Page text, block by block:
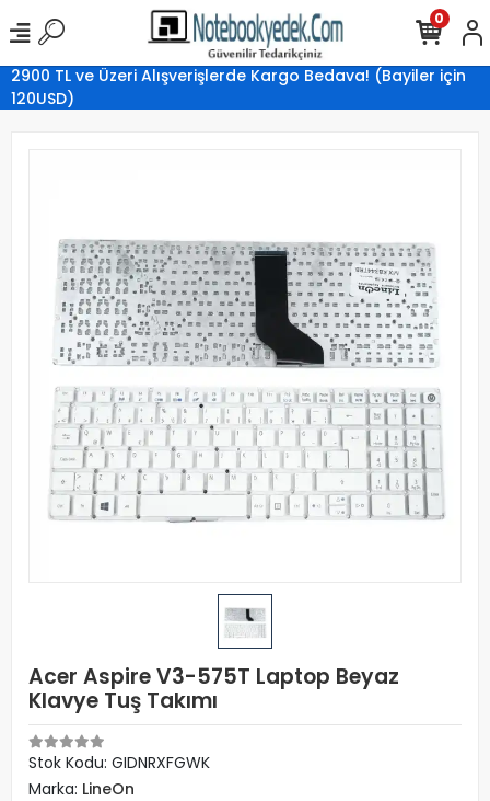
2900 TL ve Üzeri Alışverişlerde Kargo Bedava! (Bayiler için
120USD)
0
Acer Aspire V3-575T Laptop Beyaz
Klavye Tuş Takımı
Stok Kodu: GIDNRXFGWK
Marka: LineOn